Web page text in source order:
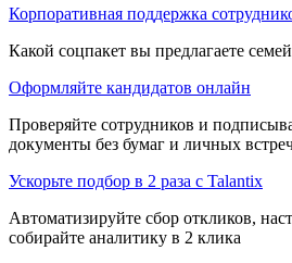
Корпоративная поддержка
Какой соцпакет вы предлагаете
Оформляйте кандидатов онлайн
Проверяйте сотрудников и
документы без бумаг и личных
Ускорьте подбор в 2 раза с Talantix
Автоматизируйте сбор откликов,
собирайте аналитику в 2 клика